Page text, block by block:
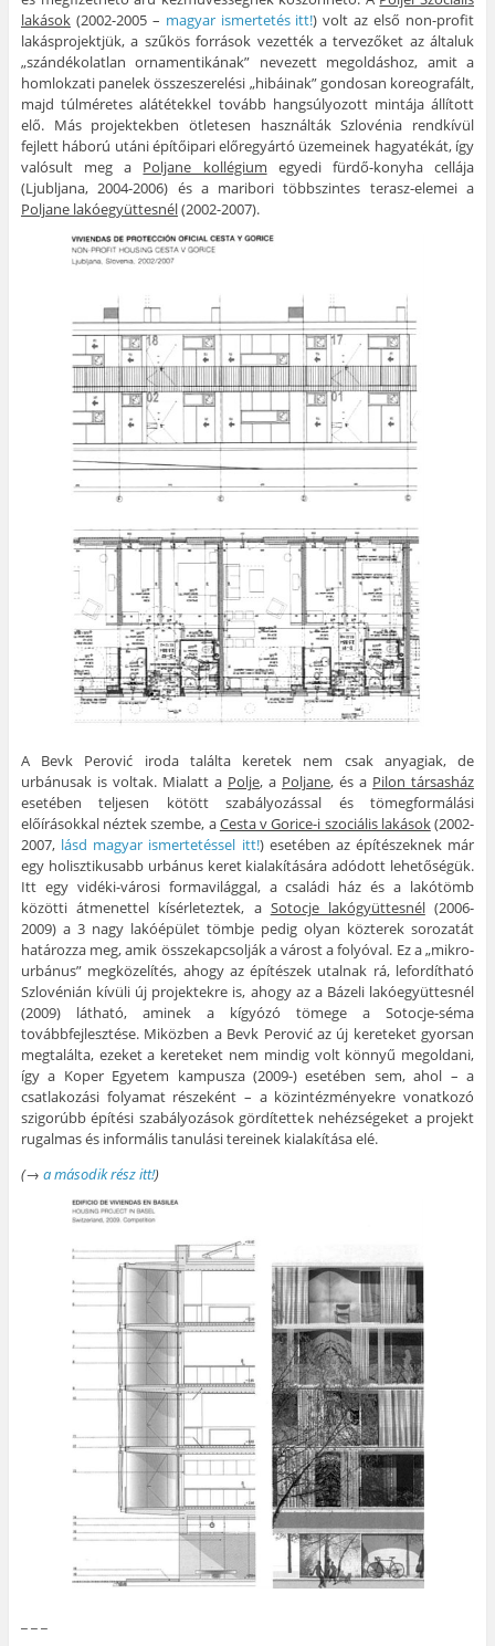
lakások(2002-2005 – magyar ismertetés itt!) volt az első non-profit
lakásprojektjük, a szűkös források vezették a tervezőket az általuk
„szándékolatlan ornamentikának” nevezett megoldáshoz, amit a
homlokzati panelek összeszerelési „hibáinak” gondosan koreografált,
majd túlméretes alátétekkel tovább hangsúlyozott mintája állított
elő. Más projektekben ötletesen használták Szlovénia rendkívül
fejlett háború utáni építőipari előregyártó üzemeinek hagyatékát, így
valósult meg a Poljane kollégium egyedi fürdő-konyha cellája
(Ljubljana, 2004-2006) és a maribori többszintes terasz-elemei a
Poljane lakóegyüttesnél(2002-2007).
A Bevk Perović iroda találta keretek nem csak anyagiak, de
urbánusak is voltak. Mialatt a Polje, a Poljane, és a Pilon társasház
esetében teljesen kötött szabályozással és tömegformálási
előírásokkal néztek szembe, aCesta v Gorice-i szociális lakások(2002-
2007, lásd magyar ismertetéssel itt!) esetében az építészeknek már
egy holisztikusabb urbánus keret kialakítására adódott lehetőségük.
Itt egy vidéki-városi formavilággal, a családi ház és a lakótömb
közötti átmenettel kísérleteztek, a Sotocje lakógyüttesnél(2006-
2009) a 3 nagy lakóépület tömbje pedig olyan közterek sorozatát
határozza meg, amik összekapcsolják a várost a folyóval. Ez a „mikro-
urbánus” megközelítés, ahogy az építészek utalnak rá, lefordítható
Szlovénián kívüli új projektekre is, ahogy az a Bázeli lakóegyüttesnél
(2009) látható, aminek a kígyózó tömege a Sotocje-séma
továbbfejlesztése. Miközben a Bevk Perović az új kereteket gyorsan
megtalálta, ezeket a kereteket nem mindig volt könnyű megoldani,
így a Koper Egyetem kampusza (2009-) esetében sem, ahol – a
csatlakozási folyamat részeként – a közintézményekre vonatkozó
szigorúbb építési szabályozások gördítettek nehézségeket a projekt
rugalmas és informális tanulási tereinek kialakítása elé.
(→ a második rész itt!)